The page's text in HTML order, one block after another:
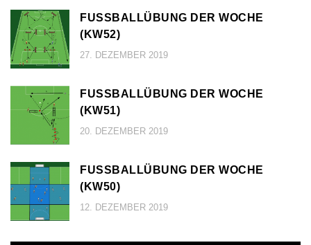
FUSSBALLÜBUNG DER WOCHE (
KW52)
27. DEZEMBER 2019
FUSSBALLÜBUNG DER WOCHE (
KW51)
20. DEZEMBER 2019
FUSSBALLÜBUNG DER WOCHE (
KW50)
12. DEZEMBER 2019